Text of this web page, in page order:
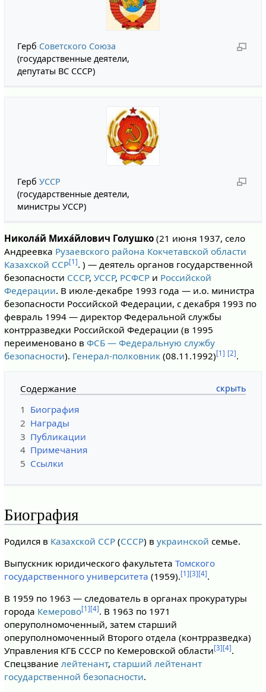
Герб Советского Союза
(государственные деятели,
депутаты ВС СССР)
ГербУССР
(государственные деятели,
министры УССР)
Никола́й Миха́йлович Голушко(21 июня 1937, село
Андреевка Рузаевского района Кокчетавской области
Казахской ССР[1]. ) — деятель органов государственной
безопасности СССР, УССР, РСФСРи Российской
Федерации. В июле-декабре 1993 года — и.о. министра
безопасности Российской Федерации, с декабря 1993 по
февраль 1994 — директор Федеральной службы
контрразведки Российской Федерации (в 1995
переименовано в ФСБ — Федеральную службу
безопасности). Генерал-полковник(08.11.1992)[1] [2].
Содержание
1 Биография
2 Награды
3 Публикации
4 Примечания
5 Ссылки
Биография
Родился в Казахской ССР(СССР) в украинской семье.
Выпускник юридического факультета Томского
государственного университета (1959).[1][3][4].
В 1959 по 1963 — следователь в органах прокуратуры
города Кемерово[1][4]. В 1963 по 1971
оперуполномоченный, затем старший
оперуполномоченный Второго отдела (контрразведка)
Управления КГБ СССР по Кемеровской области[3][4].
Спецзвание лейтенант, старший лейтенант
государственной безопасности.